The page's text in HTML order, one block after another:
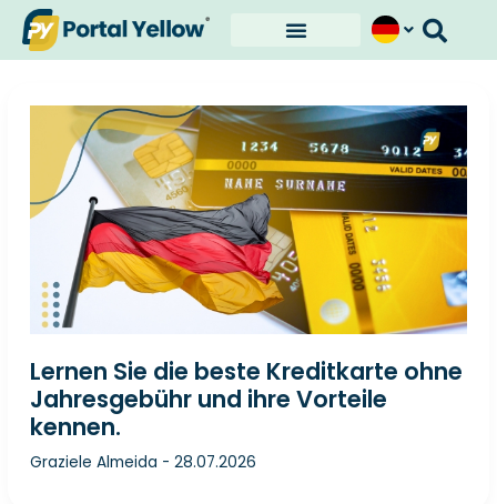
para
o
Lernen Sie die beste Kreditkarte ohne
Jahresgebühr und ihre Vorteile
kennen.
Graziele Almeida -28.07.2026